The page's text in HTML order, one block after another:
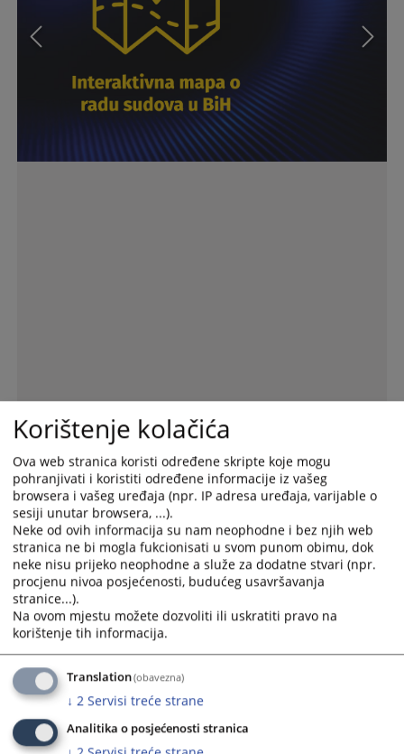
Prijava netačnosti navoda
u Izvještaju
Interaktivna mapa o radu
sudova u BiH
Online pristup sudskim
predmetima
Vijesti iz pravosuđa
Stavovi sudske prakse Bosne i Hercegovine
Korištenje kolačića
Ova web stranica koristi određene skripte koje mogu
pohranjivati i koristiti određene informacije iz vašeg
browsera i vašeg uređaja (npr. IP adresa uređaja, varijable o
sesiji unutar browsera, ...).
Neke od ovih informacija su nam neophodne i bez njih web
stranica ne bi mogla fukcionisati u svom punom obimu, dok
neke nisu prijeko neophodne a služe za dodatne stvari (npr.
procjenu nivoa posjećenosti, budućeg usavršavanja
stranice...).
Na ovom mjestu možete dozvoliti ili uskratiti pravo na
korištenje tih informacija.
Translation(obavezna)
↓ 2 Servisi treće strane
Analitika o posjećenosti stranica